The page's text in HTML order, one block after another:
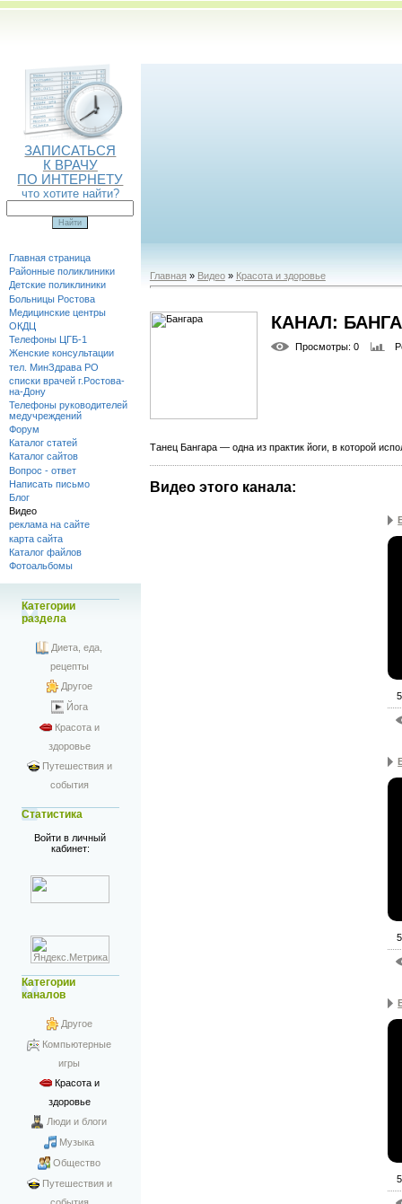
ЗАПИСАТЬСЯ
К ВРАЧУ
ПО ИНТЕРНЕТУ
что хотите найти?
Главная страница
Районные поликлиники
Детские поликлиники
Больницы Ростова
Медицинские центры
ОКДЦ
Телефоны ЦГБ-1
Женские консультации
тел. МинЗдрава РО
списки врачей г.Ростова-
на-Дону
Телефоны руководителей
медучреждений
Форум
Каталог статей
Каталог сайтов
Вопрос - ответ
Написать письмо
Блог
Видео
реклама на сайте
карта сайта
Каталог файлов
Фотоальбомы
Категории
раздела
Диета, еда,
рецепты
Другое
Йога
Красота и
здоровье
Путешествия и
события
Статистика
Войти в личный
кабинет:
Категории
каналов
Другое
Компьютерные
игры
Красота и
здоровье
Люди и блоги
Музыка
Общество
Путешествия и
Главная » Видео» Красота и здоровье
КАНАЛ:
Просмотры: 0
Танец Бангара — одна из практик йоги, в которой
Видео этого канала: